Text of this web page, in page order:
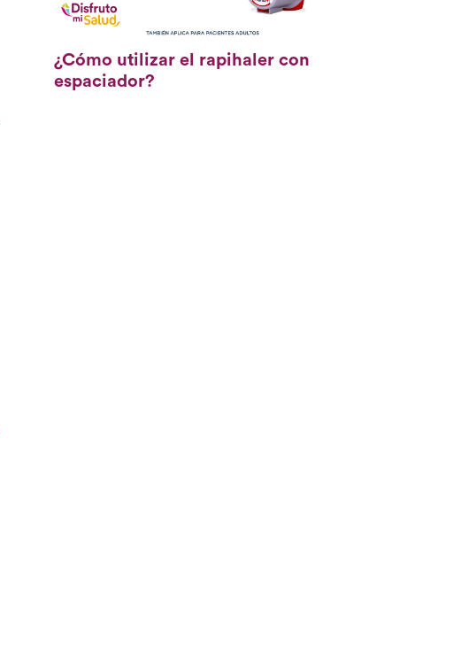
¿Cómo utilizar el rapihaler con
espaciador?